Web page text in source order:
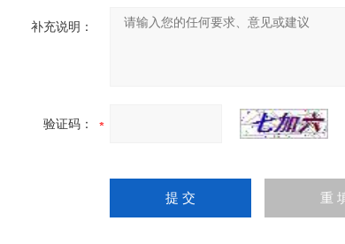
补充说明：
验证码：